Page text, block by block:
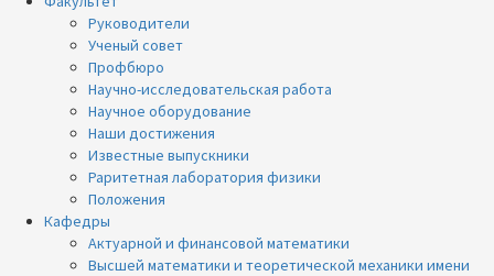
Руководители
Ученый совет
Профбюро
Научно-исследовательская работа
Научное оборудование
Наши достижения
Известные выпускники
Раритетная лаборатория физики
Положения
Кафедры
Актуарной и финансовой математики
Высшей математики и теоретической механики имени